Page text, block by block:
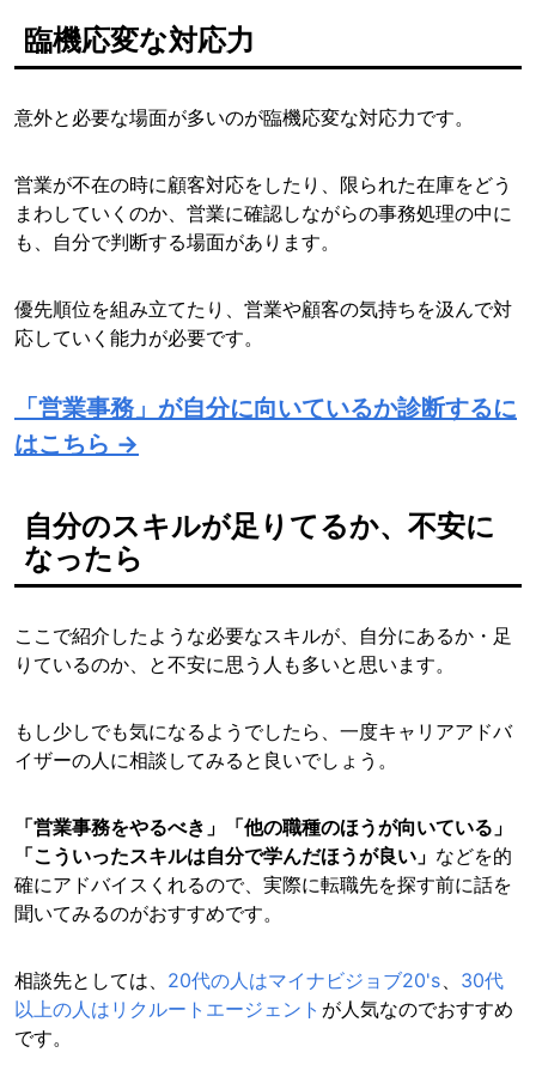
臨機応変な対応力
意外と必要な場面が多いのが臨機応変な対応力です。
営業が不在の時に顧客対応をしたり、限られた在庫をどう
まわしていくのか、営業に確認しながらの事務処理の中に
も、自分で判断する場面があります。
優先順位を組み立てたり、営業や顧客の気持ちを汲んで対
応していく能力が必要です。
「営業事務」が自分に向いているか診断するに
はこちら →
自分のスキルが足りてるか、不安に
なったら
ここで紹介したような必要なスキルが、自分にあるか・足
りているのか、と不安に思う人も多いと思います。
もし少しでも気になるようでしたら、一度キャリアアドバ
イザーの人に相談してみると良いでしょう。
「営業事務をやるべき」「他の職種のほうが向いている」
「こういったスキルは自分で学んだほうが良い」 などを的
確にアドバイスくれるので、実際に転職先を探す前に話を
聞いてみるのがおすすめです。
相談先としては、 20代の人はマイナビジョブ20's、 30代
以上の人はリクルートエージェント が人気なのでおすすめ
です。